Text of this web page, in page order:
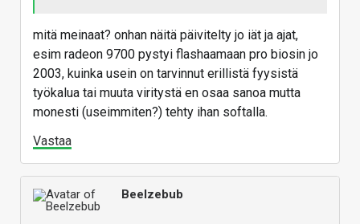
mitä meinaat? onhan näitä päivitelty jo iät ja ajat,
esim radeon 9700 pystyi flashaamaan pro biosin jo
2003, kuinka usein on tarvinnut erillistä fyysistä
työkalua tai muuta viritystä en osaa sanoa mutta
monesti (useimmiten?) tehty ihan softalla.
Vastaa
Beelzebub